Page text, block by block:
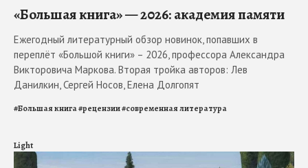
«Большая книга» — 2026: академия памяти
Ежегодный литературный обзор новинок, попавших в
переплёт «Большой книги» – 2026, профессора Александра
Викторовича Маркова. Вторая тройка авторов: Лев
Данилкин, Сергей Носов, Елена Долгопят
#Большая книга#рецензии#современная литература
Light